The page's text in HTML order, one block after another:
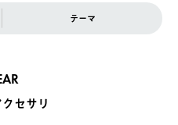
テーマ
セサリ